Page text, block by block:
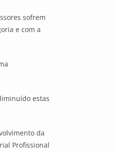
sofrem
e com a
estas
da
Profissional